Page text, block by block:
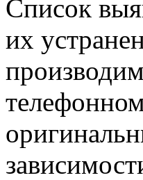
Список
их